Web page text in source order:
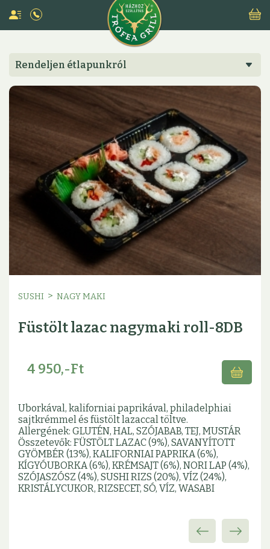
Rendeljen étlapunkról
SUSHI > NAGY MAKI
Füstölt lazac nagymaki roll-8DB
4 950,-Ft
Uborkával, kaliforniai paprikával, philadelphiai
sajtkrémmel és füstölt lazaccal töltve.
Allergének: GLUTÉN, HAL, SZÓJABAB, TEJ, MUSTÁR
Összetevők: FÜSTÖLT LAZAC (9%), SAVANYÍTOTT
GYÖMBÉR (13%), KALIFORNIAI PAPRIKA (6%),
KÍGYÓUBORKA (6%), KRÉMSAJT (6%), NORI LAP (4%),
SZÓJASZÓSZ (4%), SUSHI RIZS (20%), VÍZ (24%),
KRISTÁLYCUKOR, RIZSECET, SÓ, VÍZ, WASABI